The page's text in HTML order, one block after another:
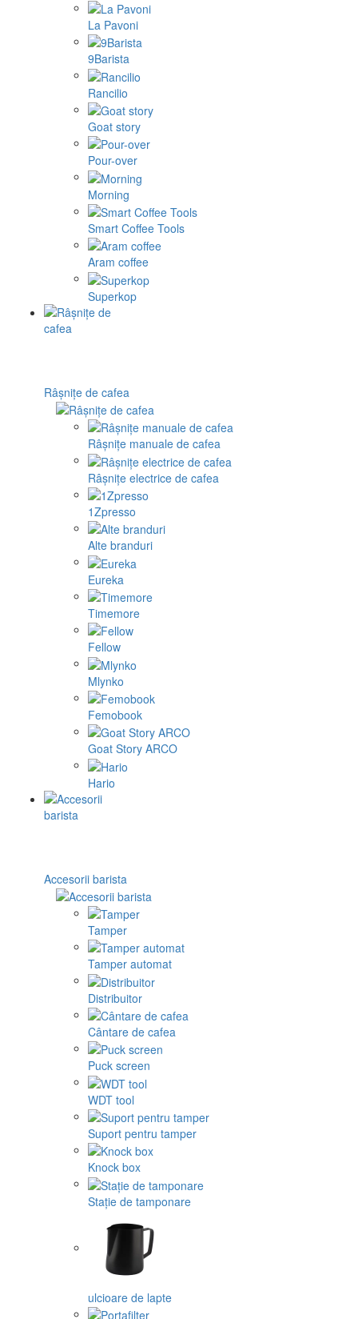
La Pavoni
9Barista
Rancilio
Goat story
Pour-over
Morning
Smart Coffee Tools
Aram coffee
Superkop
Râșnițe de cafea
Râșnițe manuale de cafea
Râșnițe electrice de cafea
1Zpresso
Alte branduri
Eureka
Timemore
Fellow
Mlynko
Femobook
Goat Story ARCO
Hario
Accesorii barista
Tamper
Tamper automat
Distribuitor
Cântare de cafea
Puck screen
WDT tool
Suport pentru tamper
Knock box
Stație de tamponare
ulcioare de lapte